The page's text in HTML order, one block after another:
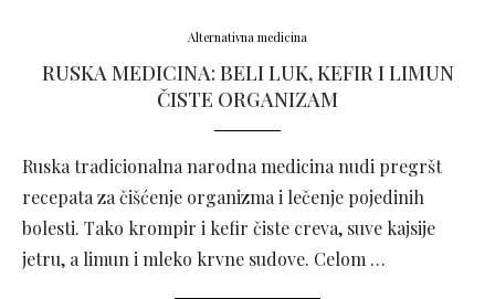
Alternativna medicina
RUSKA MEDICINA: BELI LUK, KEFIR I LIMUN
ČISTE ORGANIZAM
Ruska tradicionalna narodna medicina nudi pregršt
recepata za čišćenje organizma i lečenje pojedinih
bolesti. Tako krompir i kefir čiste creva, suve kajsije
jetru, a limun i mleko krvne sudove. Celom …